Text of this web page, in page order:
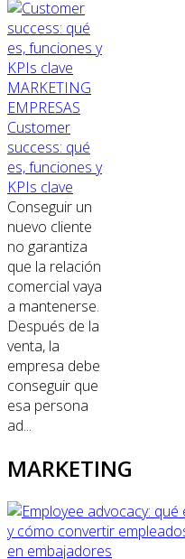
MARKETING
EMPRESAS
Customer
success: qué
es, funciones y
KPIs clave
Conseguir un
nuevo cliente
no garantiza
que la relación
comercial vaya
a mantenerse.
Después de la
venta, la
empresa debe
conseguir que
esa persona
ad...
MARKETING